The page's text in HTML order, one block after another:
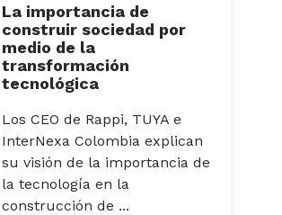
La importancia de
construir sociedad por
medio de la
transformación
tecnológica
Los CEO de Rappi, TUYA e
InterNexa Colombia explican
su visión de la importancia de
la tecnología en la
construcción de ...